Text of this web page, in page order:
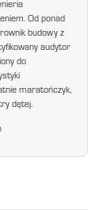
Od ponad
budowy z
audytor
do
maratończyk,
dętej.